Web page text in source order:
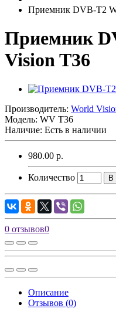
Приемник DVB-T2
Приемник
Vision T36
Производитель: World
Модель: WV T36
Наличие: Есть в наличии
980.00 р.
Количество В
0 отзывов0
Описание
Отзывов (0)